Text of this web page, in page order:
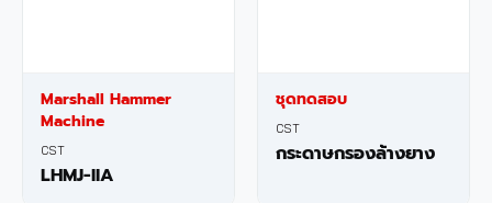
Marshall Hammer
Machine
CST
LHMJ-IIA
ชุดทดสอบ
CST
กระดาษกรองล้างยาง